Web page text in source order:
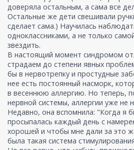
доверяла остальным, а сама все
Остальные же дети свешивали
сделает сама.) Научилась
одноклассниками, а не только
звездить.
В настоящий момент синдромом
страдаем до степени явных
бы в нервотрепку и простудные
нее есть постоянный насморк,
в весеннюю аллергию. Но теперь,
нервной системы, аллергии уже не
Недавно, она вспомнила: "Когда я
просыпалась каждый день с
хорошей и чтобы мне дали за это
была такая система